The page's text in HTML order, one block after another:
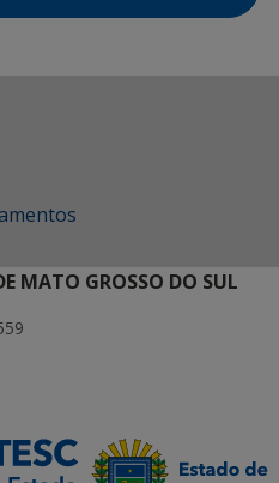
MATO GROSSO DO SUL